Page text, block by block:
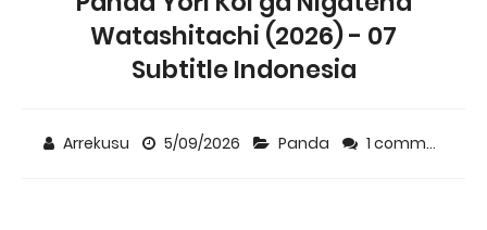
Watashitachi (2026) - 07
Subtitle Indonesia
Arrekusu 5/09/2026 Panda 1 comment